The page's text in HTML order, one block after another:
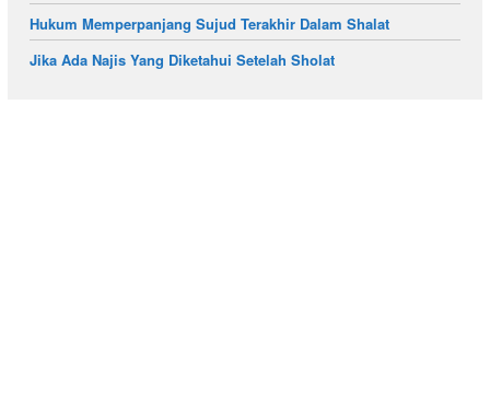
Hukum Memperpanjang Sujud Terakhir Dalam Shalat
Jika Ada Najis Yang Diketahui Setelah Sholat